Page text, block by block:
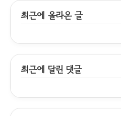
최근에 올라온 글
최근에 달린 댓글